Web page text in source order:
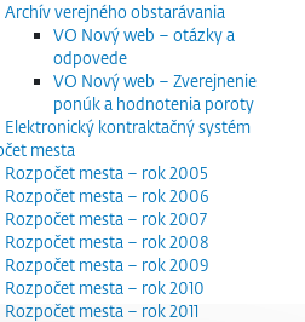
Archív verejného obstarávania
VO Nový web – otázky a
odpovede
VO Nový web – Zverejnenie
ponúk a hodnotenia poroty
Elektronický kontraktačný systém
mesta
Rozpočet mesta – rok 2005
Rozpočet mesta – rok 2006
Rozpočet mesta – rok 2007
Rozpočet mesta – rok 2008
Rozpočet mesta – rok 2009
Rozpočet mesta – rok 2010
Rozpočet mesta – rok 2011